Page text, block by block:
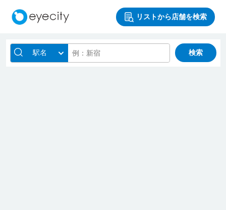
リストから店舗を検索
駅名 検索